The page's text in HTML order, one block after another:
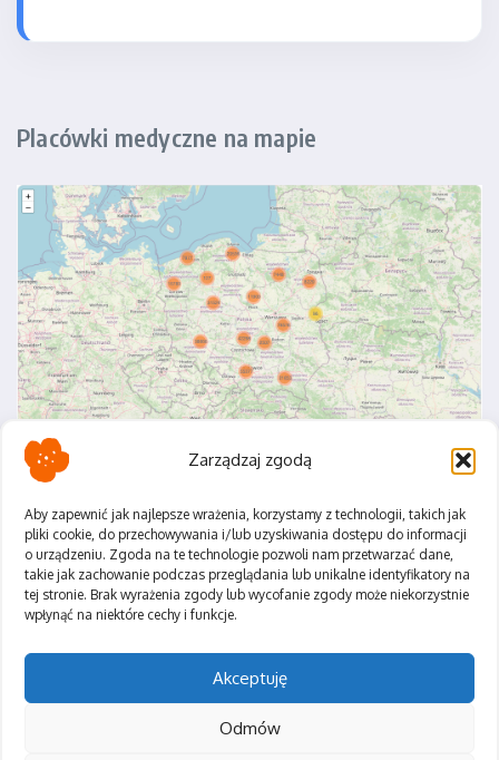
Zarządzaj zgodą
Aby zapewnić jak najlepsze wrażenia, korzystamy z technologii, takich jak
pliki cookie, do przechowywania i/lub uzyskiwania dostępu do informacji
o urządzeniu. Zgoda na te technologie pozwoli nam przetwarzać dane,
takie jak zachowanie podczas przeglądania lub unikalne identyfikatory na
tej stronie. Brak wyrażenia zgody lub wycofanie zgody może niekorzystnie
wpłynąć na niektóre cechy i funkcje.
Akceptuję
Odmów
Placówki medyczne na mapie
Polityka Prywatności
Regulamin